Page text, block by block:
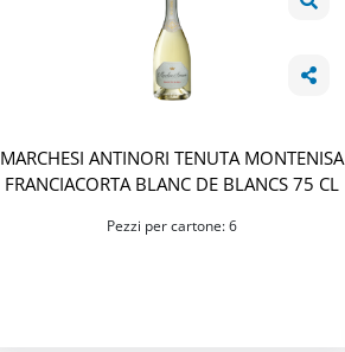
MARCHESI ANTINORI TENUTA MONTENISA
FRANCIACORTA BLANC DE BLANCS 75 CL
Pezzi per cartone: 6